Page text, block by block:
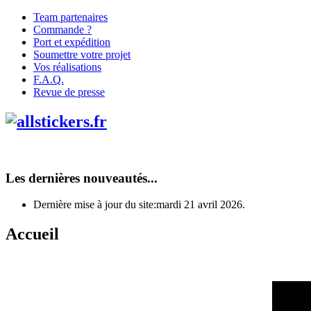
Team partenaires
Commande ?
Port et expédition
Soumettre votre projet
Vos réalisations
F.A.Q.
Revue de presse
Les dernières nouveautés...
Dernière mise à jour du site:mardi 21 avril 2026.
Accueil